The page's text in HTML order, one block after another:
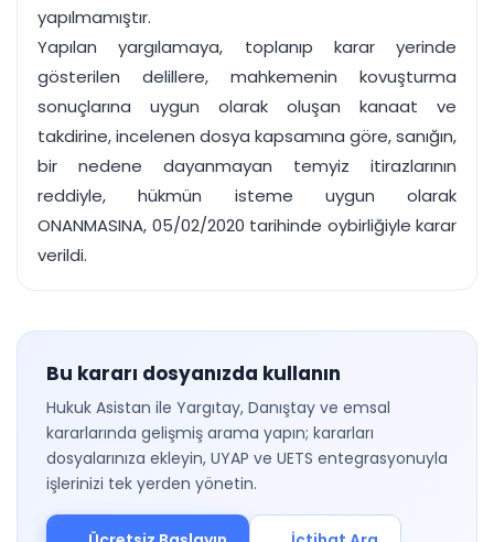
yapılmamıştır.
Yapılan yargılamaya, toplanıp karar yerinde
gösterilen delillere, mahkemenin kovuşturma
sonuçlarına uygun olarak oluşan kanaat ve
takdirine, incelenen dosya kapsamına göre, sanığın,
bir nedene dayanmayan temyiz itirazlarının
reddiyle, hükmün isteme uygun olarak
ONANMASINA, 05/02/2020 tarihinde oybirliğiyle karar
verildi.
Bu kararı dosyanızda kullanın
Hukuk Asistan ile Yargıtay, Danıştay ve emsal
kararlarında gelişmiş arama yapın; kararları
dosyalarınıza ekleyin, UYAP ve UETS entegrasyonuyla
işlerinizi tek yerden yönetin.